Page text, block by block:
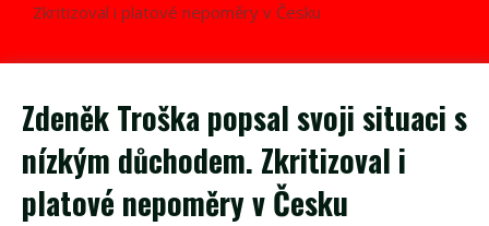
Zkritizoval i platové nepoměry v Česku
Zdeněk Troška popsal svoji situaci s
nízkým důchodem. Zkritizoval i
platové nepoměry v Česku